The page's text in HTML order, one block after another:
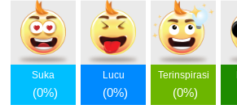
Suka
(0%)
Lucu
(0%)
Terinspirasi
(0%)